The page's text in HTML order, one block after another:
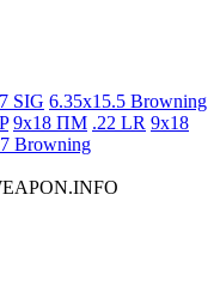
SIG 6.35x15.5 Browning
9x18 ПМ .22 LR 9x18
Browning